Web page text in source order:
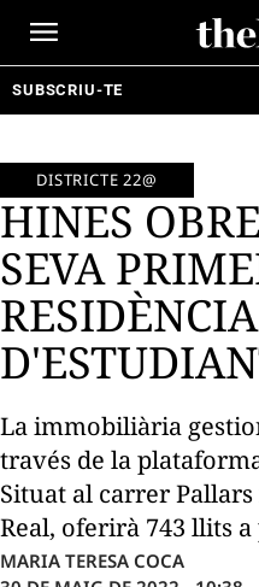
SUBSCRIU-TE
DISTRICTE 22@
HINES
SEVA
RESIDÈNCIA
La immobiliària
través de la
Situat al carrer
Real, oferirà 743 llits
MARIA TERESA COCA